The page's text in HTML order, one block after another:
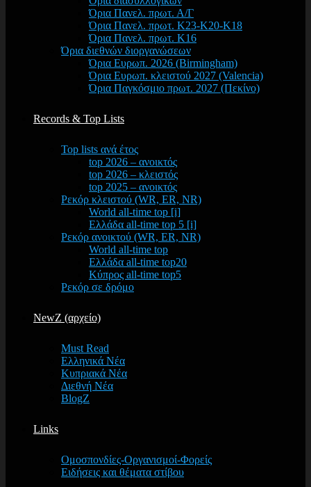
Όρια Πανελ. πρωτ. Α/Γ
Όρια Πανελ. πρωτ. Κ23-Κ20-Κ18
Όρια Πανελ. πρωτ. Κ16
Όρια διεθνών διοργανώσεων
Όρια Ευρωπ. 2026 (Birmingham)
Όρια Ευρωπ. κλειστού 2027 (Valencia)
Όρια Παγκόσμιο πρωτ. 2027 (Πεκίνο)
Records & Top Lists
Top lists ανά έτος
top 2026 – ανοικτός
top 2026 – κλειστός
top 2025 – ανοικτός
Ρεκόρ κλειστού (WR, ER, NR)
World all-time top [i]
Ελλάδα all-time top 5 [i]
Ρεκόρ ανοικτού (WR, ER, NR)
World all-time top
Ελλάδα all-time top20
Κύπρος all-time top5
Ρεκόρ σε δρόμο
NewZ (αρχείο)
Must Read
Ελληνικά Νέα
Κυπριακά Νέα
Διεθνή Νέα
BlogZ
Links
Ομοσπονδίες-Οργανισμοί-Φορείς
Ειδήσεις και θέματα στίβου